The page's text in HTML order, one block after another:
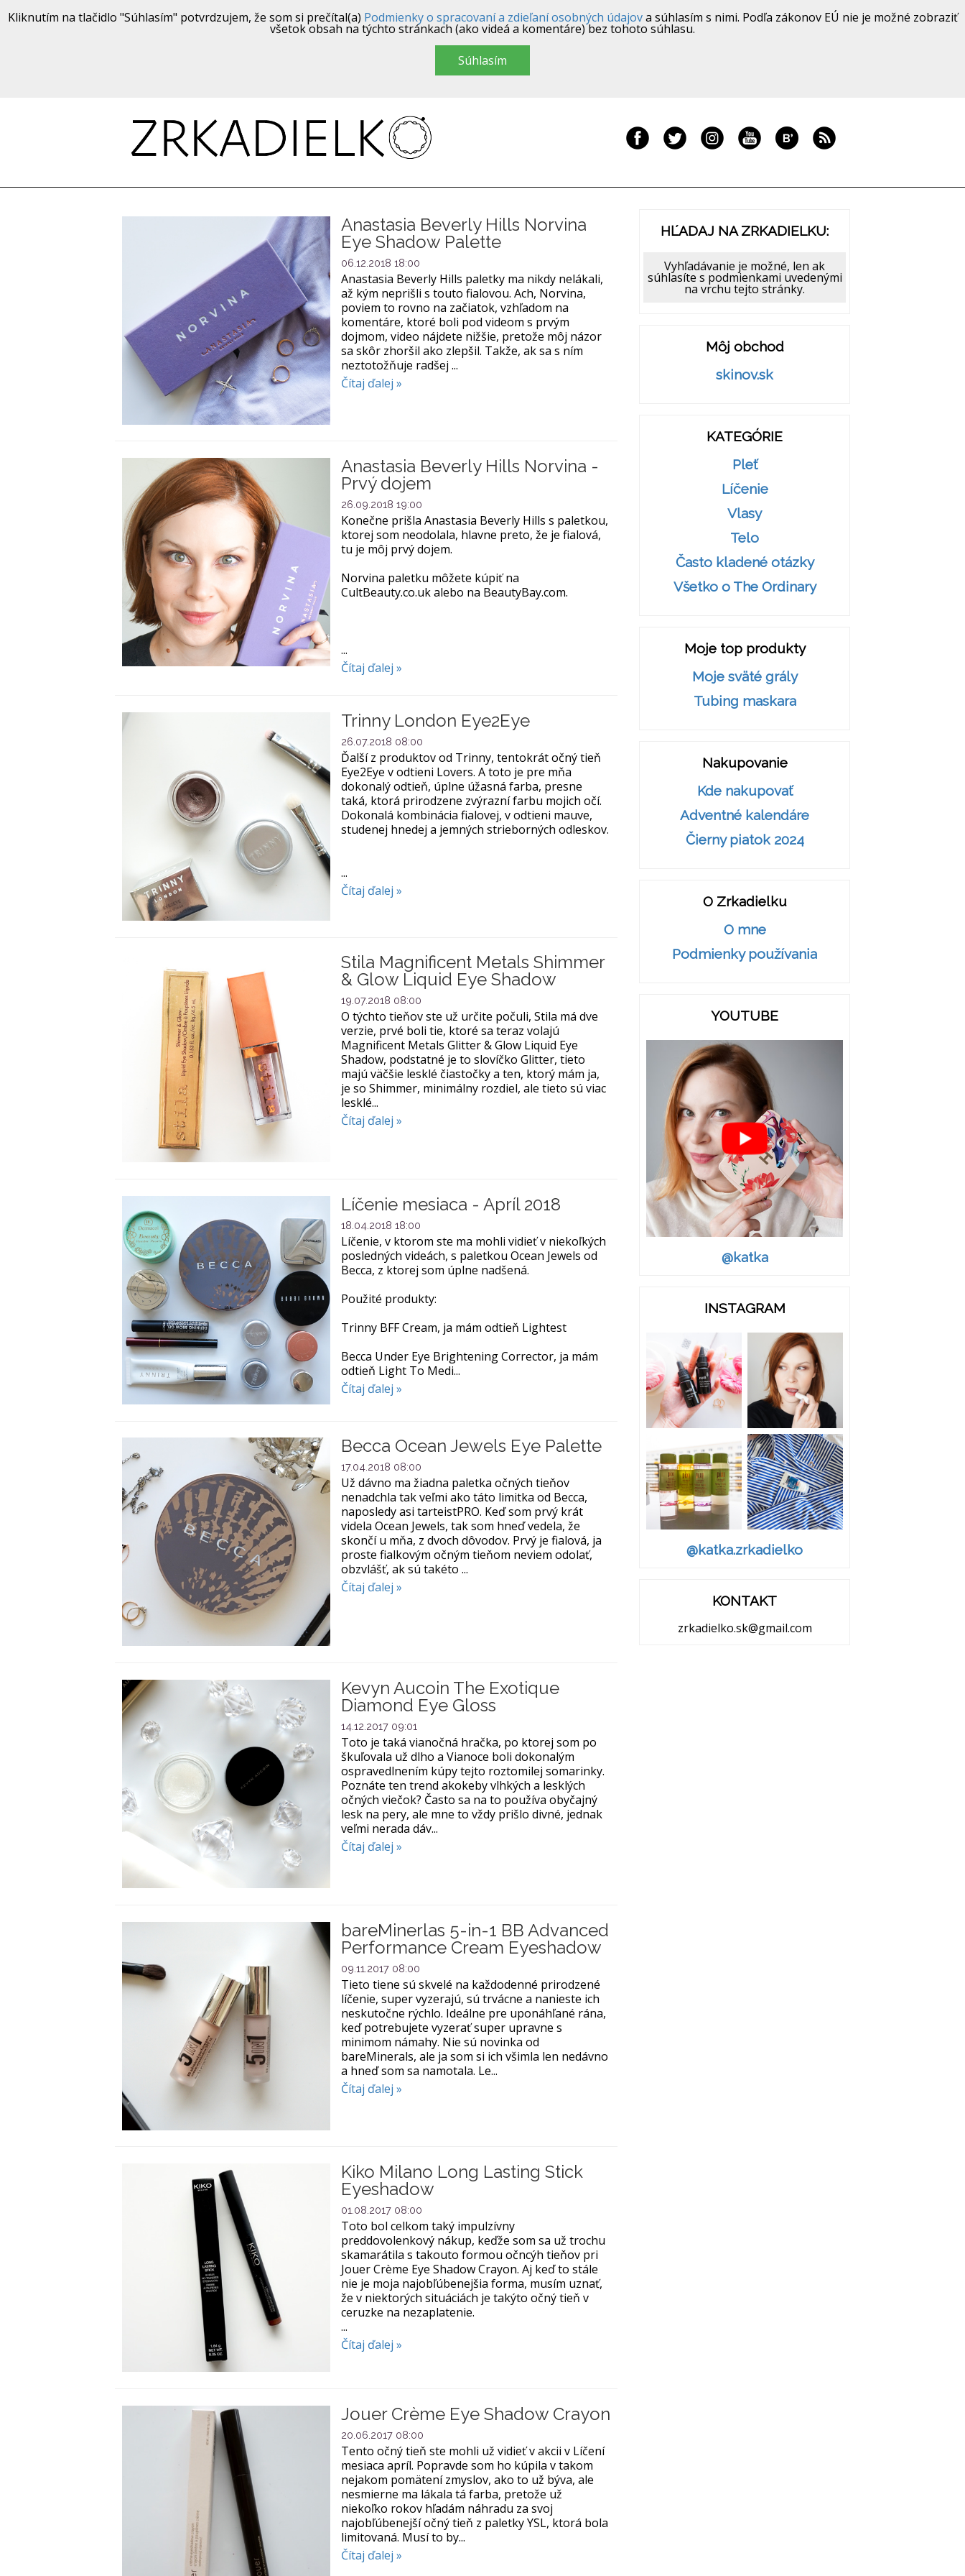
Kliknutím na tlačidlo "Súhlasím" potvrdzujem, že som si prečítal(a) Podmienky o spracovaní a zdieľaní osobných údajova súhlasím s nimi. Podľa zákonov EÚ nie je možné zobraziť
všetok obsah na týchto stránkach (ako videá a komentáre) bez tohoto súhlasu.
Súhlasím
Anastasia Beverly Hills Norvina
Eye Shadow Palette
06.12.2018 18:00
Anastasia Beverly Hills paletky ma nikdy nelákali,
až kým neprišli s touto fialovou. Ach, Norvina,
poviem to rovno na začiatok, vzhľadom na
komentáre, ktoré boli pod videom s prvým
dojmom, video nájdete nižšie, pretože môj názor
sa skôr zhoršil ako zlepšil. Takže, ak sa s ním
neztotožňuje radšej ...
Čítaj ďalej »
Anastasia Beverly Hills Norvina -
Prvý dojem
26.09.2018 19:00
Konečne prišla Anastasia Beverly Hills s paletkou,
ktorej som neodolala, hlavne preto, že je fialová,
tu je môj prvý dojem.
Norvina paletku môžete kúpiť na
CultBeauty.co.uk alebo na BeautyBay.com.
...
Čítaj ďalej »
Trinny London Eye2Eye
26.07.2018 08:00
Ďalší z produktov od Trinny, tentokrát očný tieň
Eye2Eye v odtieni Lovers. A toto je pre mňa
dokonalý odtieň, úplne úžasná farba, presne
taká, ktorá prirodzene zvýrazní farbu mojich očí.
Dokonalá kombinácia fialovej, v odtieni mauve,
studenej hnedej a jemných strieborných odleskov.
...
Čítaj ďalej »
Stila Magnificent Metals Shimmer
& Glow Liquid Eye Shadow
19.07.2018 08:00
O týchto tieňov ste už určite počuli, Stila má dve
verzie, prvé boli tie, ktoré sa teraz volajú
Magnificent Metals Glitter & Glow Liquid Eye
Shadow, podstatné je to slovíčko Glitter, tieto
majú väčšie lesklé čiastočky a ten, ktorý mám ja,
je so Shimmer, minimálny rozdiel, ale tieto sú viac
lesklé...
Čítaj ďalej »
Líčenie mesiaca - Apríl 2018
18.04.2018 18:00
Líčenie, v ktorom ste ma mohli vidieť v niekoľkých
posledných videách, s paletkou Ocean Jewels od
Becca, z ktorej som úplne nadšená.
Použité produkty:
Trinny BFF Cream, ja mám odtieň Lightest
Becca Under Eye Brightening Corrector, ja mám
odtieň Light To Medi...
Čítaj ďalej »
Becca Ocean Jewels Eye Palette
17.04.2018 08:00
Už dávno ma žiadna paletka očných tieňov
nenadchla tak veľmi ako táto limitka od Becca,
naposledy asi tarteistPRO. Keď som prvý krát
videla Ocean Jewels, tak som hneď vedela, že
skončí u mňa, z dvoch dôvodov. Prvý je fialová, ja
proste fialkovým očným tieňom neviem odolať,
obzvlášť, ak sú takéto ...
Čítaj ďalej »
Kevyn Aucoin The Exotique
Diamond Eye Gloss
14.12.2017 09:01
Toto je taká vianočná hračka, po ktorej som po
škuľovala už dlho a Vianoce boli dokonalým
ospravedlnením kúpy tejto roztomilej somarinky.
Poznáte ten trend akokeby vlhkých a lesklých
očných viečok? Často sa na to používa obyčajný
lesk na pery, ale mne to vždy prišlo divné, jednak
veľmi nerada dáv...
Čítaj ďalej »
bareMinerlas 5-in-1 BB Advanced
Performance Cream Eyeshadow
09.11.2017 08:00
Tieto tiene sú skvelé na každodenné prirodzené
líčenie, super vyzerajú, sú trvácne a nanieste ich
neskutočne rýchlo. Ideálne pre uponáhľané rána,
keď potrebujete vyzerať super upravne s
minimom námahy. Nie sú novinka od
bareMinerals, ale ja som si ich všimla len nedávno
a hneď som sa namotala. Le...
Čítaj ďalej »
Kiko Milano Long Lasting Stick
Eyeshadow
01.08.2017 08:00
Toto bol celkom taký impulzívny
preddovolenkový nákup, keďže som sa už trochu
skamarátila s takouto formou očncýh tieňov pri
Jouer Crème Eye Shadow Crayon. Aj keď to stále
nie je moja najobľúbenejšia forma, musím uznať,
že v niektorých situáciách je takýto očný tieň v
ceruzke na nezaplatenie.
...
Čítaj ďalej »
Jouer Crème Eye Shadow Crayon
20.06.2017 08:00
Tento očný tieň ste mohli už vidieť v akcii v Líčení
mesiaca apríl. Popravde som ho kúpila v takom
nejakom pomätení zmyslov, ako to už býva, ale
nesmierne ma lákala tá farba, pretože už
niekoľko rokov hľadám náhradu za svoj
najobľúbenejší očný tieň z paletky YSL, ktorá bola
limitovaná. Musí to by...
Čítaj ďalej »
HĽADAJ NA ZRKADIELKU:
Vyhľadávanie je možné, len ak
súhlasíte s podmienkami uvedenými
na vrchu tejto stránky.
Môj obchod
skinov.sk
KATEGÓRIE
Pleť
Líčenie
Vlasy
Telo
Často kladené otázky
Všetko o The Ordinary
Moje top produkty
Moje sväté grály
Tubing maskara
Nakupovanie
Kde nakupovať
Adventné kalendáre
Čierny piatok 2024
O Zrkadielku
O mne
Podmienky používania
YOUTUBE
@katka
INSTAGRAM
@katka.zrkadielko
KONTAKT
zrkadielko.sk@gmail.com